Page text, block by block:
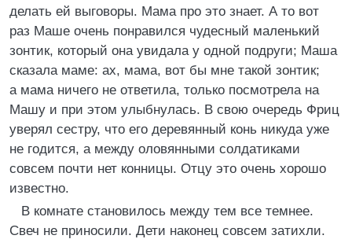
делать ей выговоры. Мама про это знает. А то вот
раз Маше очень понравился чудесный маленький
зонтик, который она увидала у одной подруги; Маша
сказала маме: ах, мама, вот бы мне такой зонтик;
а мама ничего не ответила, только посмотрела на
Машу и при этом улыбнулась. В свою очередь Фриц
уверял сестру, что его деревянный конь никуда уже
не годится, а между оловянными солдатиками
совсем почти нет конницы. Отцу это очень хорошо
известно.
В комнате становилось между тем все темнее.
Свеч не приносили. Дети наконец совсем затихли.